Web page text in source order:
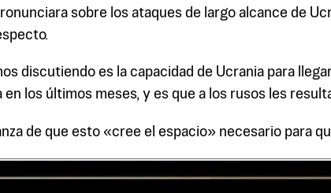
sobre los ataques de largo alcance de
discutiendo es la capacidad de Ucrania para
los últimos meses, y es que a los rusos les
de que esto «cree el espacio» necesario para